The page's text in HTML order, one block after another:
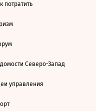
потратить
Северо-Запад
управления